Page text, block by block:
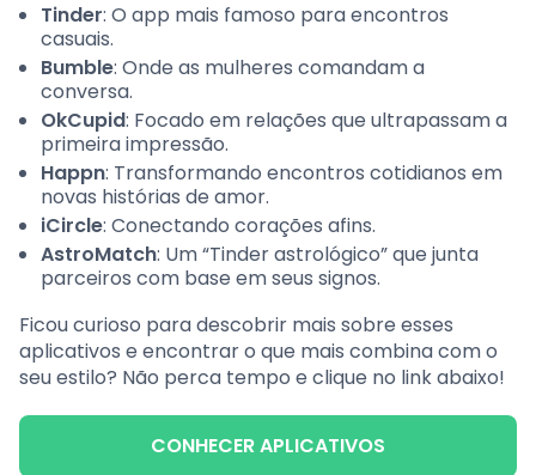
Tinder: O app mais famoso para encontros
casuais.
Bumble: Onde as mulheres comandam a
conversa.
OkCupid: Focado em relações que ultrapassam a
primeira impressão.
Happn: Transformando encontros cotidianos em
novas histórias de amor.
iCircle: Conectando corações afins.
AstroMatch: Um “Tinder astrológico” que junta
parceiros com base em seus signos.
Ficou curioso para descobrir mais sobre esses
aplicativos e encontrar o que mais combina com o
seu estilo? Não perca tempo e clique no link abaixo!
CONHECER APLICATIVOS